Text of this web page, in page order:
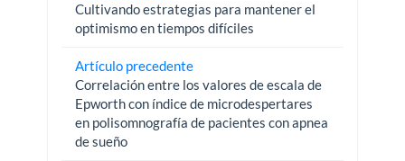
Cultivando estrategias para mantener el
optimismo en tiempos difíciles
Artículo precedente
Correlación entre los valores de escala de
Epworth con índice de microdespertares
en polisomnografía de pacientes con apnea
de sueño